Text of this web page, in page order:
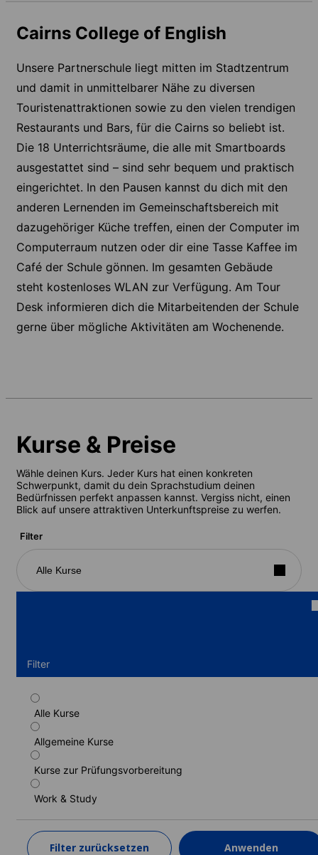
Cairns College of English
Unsere Partnerschule liegt mitten im Stadtzentrum
und damit in unmittelbarer Nähe zu diversen
Touristenattraktionen sowie zu den vielen trendigen
Restaurants und Bars, für die Cairns so beliebt ist.
Die 18 Unterrichtsräume, die alle mit Smartboards
ausgestattet sind – sind sehr bequem und praktisch
eingerichtet. In den Pausen kannst du dich mit den
anderen Lernenden im Gemeinschaftsbereich mit
dazugehöriger Küche treffen, einen der Computer im
Computerraum nutzen oder dir eine Tasse Kaffee im
Café der Schule gönnen. Im gesamten Gebäude
steht kostenloses WLAN zur Verfügung. Am Tour
Desk informieren dich die Mitarbeitenden der Schule
gerne über mögliche Aktivitäten am Wochenende.
Kurse & Preise
Wähle deinen Kurs. Jeder Kurs hat einen konkreten
Schwerpunkt, damit du dein Sprachstudium deinen
Bedürfnissen perfekt anpassen kannst. Vergiss nicht, einen
Blick auf unsere attraktiven Unterkunftspreise zu werfen.
Filter
Alle Kurse
Filter
Alle Kurse
Allgemeine Kurse
Kurse zur Prüfungsvorbereitung
Work & Study
Filter zurücksetzen Anwenden
Standardkurs
Dauer: 1 - 52 Wochen
Lernstufen: Anfänger bis Fortgeschrittene (C1)
1 Woche
496 EUR
MEHR ERFAHREN